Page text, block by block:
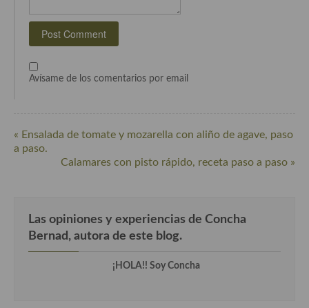
Cocina fusión
Cocina Andaluza
Cocina Asturiana
Cocina Balear
Cocina Castellana
Cocina Castilla – La Mancha
Avísame de los comentarios por email
« Ensalada de tomate y mozarella con aliño de agave, paso
a paso.
Calamares con pisto rápido, receta paso a paso »
Las opiniones y experiencias de Concha
Bernad, autora de este blog.
¡HOLA!! Soy Concha